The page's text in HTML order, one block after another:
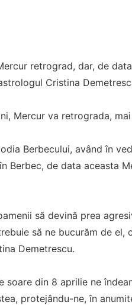
retrograd, dar, de
Cristina
Mercur va retrograda,
Berbecului, având în
Berbec, de data aceasta
să devină prea
să ne bucurăm de
Demetrescu.
soare din 8 aprilie ne
protejându-ne, în